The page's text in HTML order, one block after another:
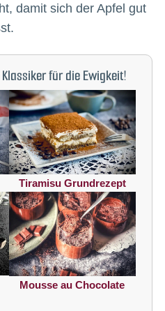
damit sich der Apfel gut
für die Ewigkeit!
Tiramisu Grundrezept
Mousse au Chocolate